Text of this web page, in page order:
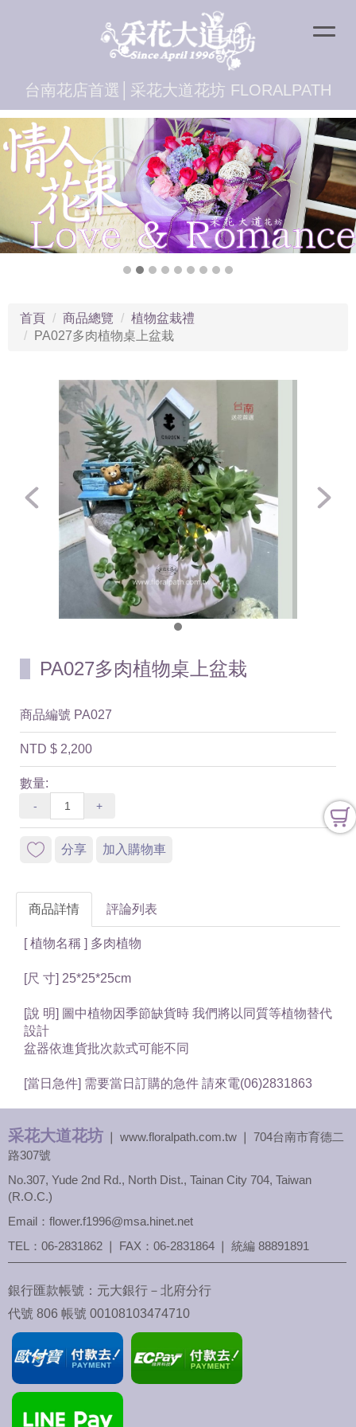
台南花店首選│采花大道花坊 FLORALPATH
首頁 商品總覽
植物盆栽禮
PA027多肉植物桌上盆栽
PA027多肉植物桌上盆栽
商品編號 PA027
NTD $ 2,200
數量:
- +
分享 加入購物車
商品詳情 評論列表
[ 植物名稱 ] 多肉植物
[尺 寸] 25*25*25cm
[說 明] 圖中植物因季節缺貨時 我們將以同質等植物替代
設計
盆器依進貨批次款式可能不同
[當日急件] 需要當日訂購的急件 請來電(06)2831863
采花大道花坊 ❘ www.floralpath.com.tw ❘ 704台南市育德二
路307號
No.307, Yude 2nd Rd., North Dist., Tainan City 704, Taiwan
(R.O.C.)
Email：flower.f1996@msa.hinet.net
TEL： 06-2831862 ❘ FAX：06-2831864 ❘ 統編 88891891
銀行匯款帳號：元大銀行－北府分行
代號 806 帳號 00108103474710